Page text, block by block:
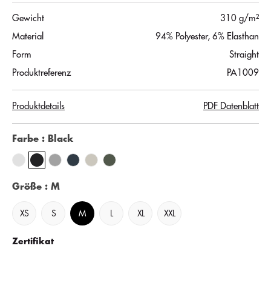
Gewicht
310 g/m²
Material
94% Polyester, 6% Elasthan
Form
Straight
Produktreferenz
PA1009
Produktdetails PDF Datenblatt
Farbe : Black
Größe : M
XS S M XL XXL
Zertifikat